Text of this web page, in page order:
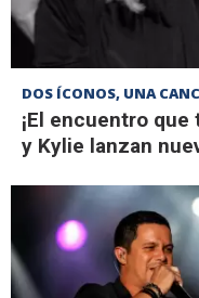
DOS ÍCONOS, UNA
¡El encuentro
y Kylie lanzan